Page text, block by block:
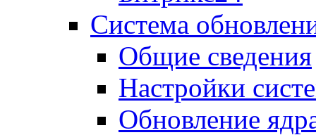
Система
Общие сведения
Настройки
Обновление